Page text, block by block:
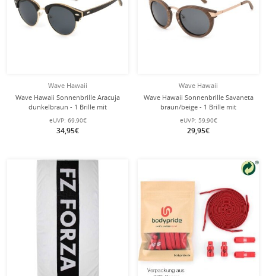
Wave Hawaii
Wave Hawaii Sonnenbrille Aracuja
dunkelbraun - 1 Brille mit
Schutzhülle
eUVP: 69,90€
34,95€
Wave Hawaii
Wave Hawaii Sonnenbrille Savaneta
braun/beige - 1 Brille mit
Schutzhülle
eUVP: 59,90€
29,95€